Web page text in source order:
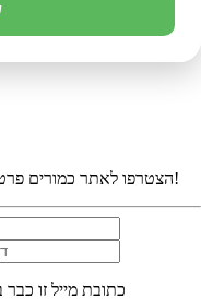
הצטרפו לאתר כמורים פרטיים והתחילו לקבל פניות מתלמידים עוד היום!
כתובת מייל זו